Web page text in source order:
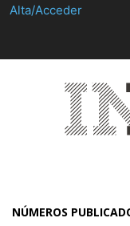
Alta/Acceder
NÚMEROS